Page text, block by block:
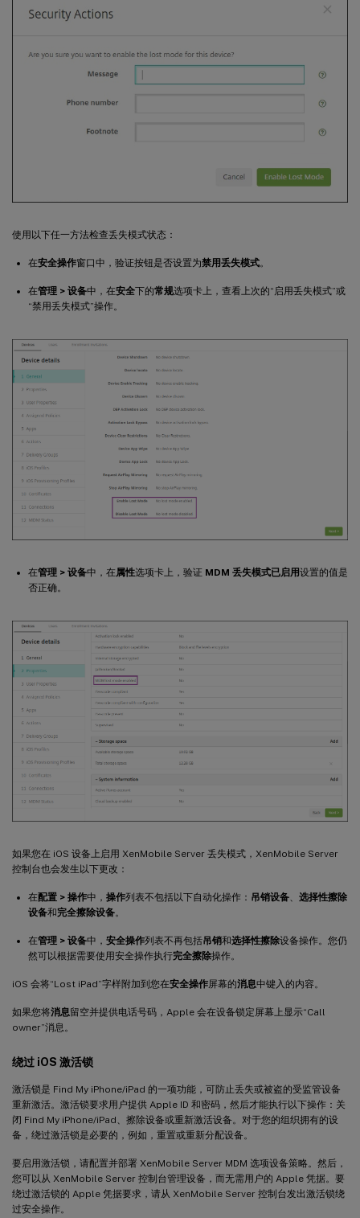
使用以下任一方法检查丢失模式状态：
在安全操作窗口中，验证按钮是否设置为禁用丢失模式。
在管理 > 设备中，在安全下的常规选项卡上，查看上次的“启用丢失模式”或
“禁用丢失模式”操作。
在管理 > 设备中，在属性选项卡上，验证 MDM 丢失模式已启用设置的值是
否正确。
如果您在 iOS 设备上启用 XenMobile Server 丢失模式，XenMobile Server
控制台也会发生以下更改：
在配置 > 操作中， 操作列表不包括以下自动化操作： 吊销设备
选择性擦除
设备和完全擦除设备。
在管理 > 设备中， 安全操作列表不再包括吊销和选择性擦除设备操作。您仍
然可以根据需要使用安全操作执行完全擦除操作。
iOS 会将“Lost iPad”字样附加到您在安全操作屏幕的消息中键入的内容。
如果您将消息留空并提供电话号码，Apple 会在设备锁定屏幕上显示“Call
owner”消息。
绕过 iOS 激活锁
激活锁是 Find My iPhone/iPad 的一项功能，可防止丢失或被盗的受监管设备
重新激活。激活锁要求用户提供 Apple ID 和密码，然后才能执行以下操作：关
闭 Find My iPhone/iPad、擦除设备或重新激活设备。对于您的组织拥有的设
备，绕过激活锁是必要的，例如，重置或重新分配设备。
要启用激活锁，请配置并部署 XenMobile Server MDM 选项设备策略。然后，
您可以从 XenMobile Server 控制台管理设备，而无需用户的 Apple 凭据。要
绕过激活锁的 Apple 凭据要求，请从 XenMobile Server 控制台发出激活锁绕
过安全操作。